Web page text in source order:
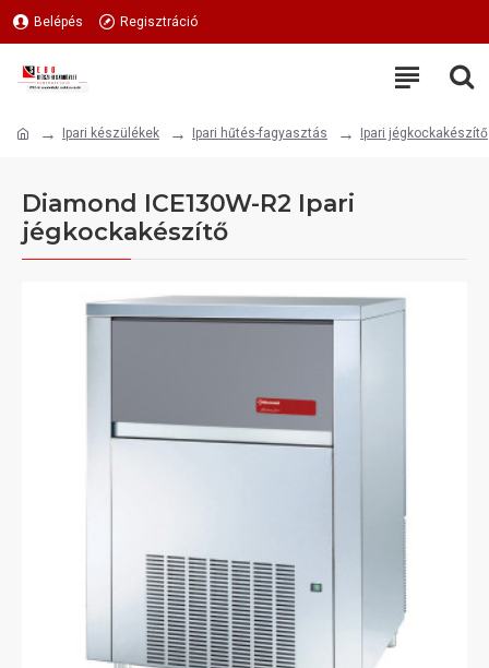
Belépés Regisztráció
Ipari készülékek Ipari hűtés-fagyasztás Ipari jégkockakészítő
Diamond ICE130W-R2 Ipari
jégkockakészítő